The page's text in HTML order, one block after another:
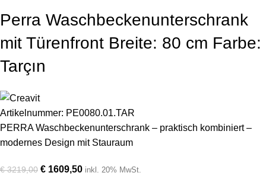
Perra Waschbeckenunterschrank
mit Türenfront Breite: 80 cm Farbe:
Tarçın
Artikelnummer: PE0080.01.TAR
PERRA Waschbeckenunterschrank – praktisch kombiniert –
modernes Design mit Stauraum
€3219,00 € 1609,50 inkl. 20% MwSt.